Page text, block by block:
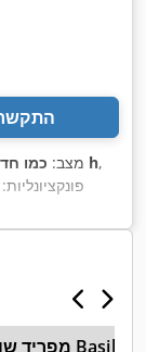
מצב: כמו 110 h,
פונקציונליות:
קיבולת מיכל:130
מפריד שומן Basika